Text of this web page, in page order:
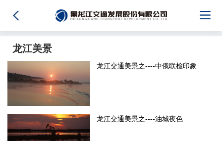
龙江美景
龙江交通美景之----中俄联检印象
龙江交通美景之----油城夜色